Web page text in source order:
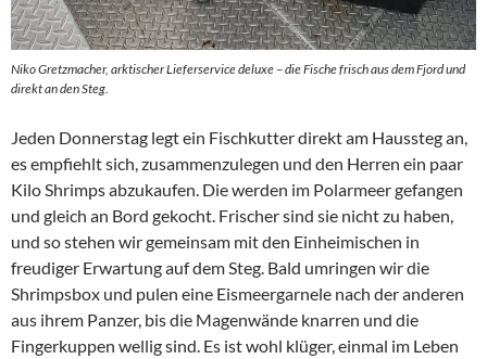
Niko Gretzmacher, arktischer Lieferservice deluxe – die Fische frisch aus dem Fjord und
direkt an den Steg.
Jeden Donnerstag legt ein Fischkutter direkt am Haussteg an,
es empfiehlt sich, zusammenzulegen und den Herren ein paar
Kilo Shrimps abzukaufen. Die werden im Polarmeer gefangen
und gleich an Bord gekocht. Frischer sind sie nicht zu haben,
und so stehen wir gemeinsam mit den Einheimischen in
freudiger Erwartung auf dem Steg. Bald umringen wir die
Shrimpsbox und pulen eine Eismeergarnele nach der anderen
aus ihrem Panzer, bis die Magenwände knarren und die
Fingerkuppen wellig sind. Es ist wohl klüger, einmal im Leben